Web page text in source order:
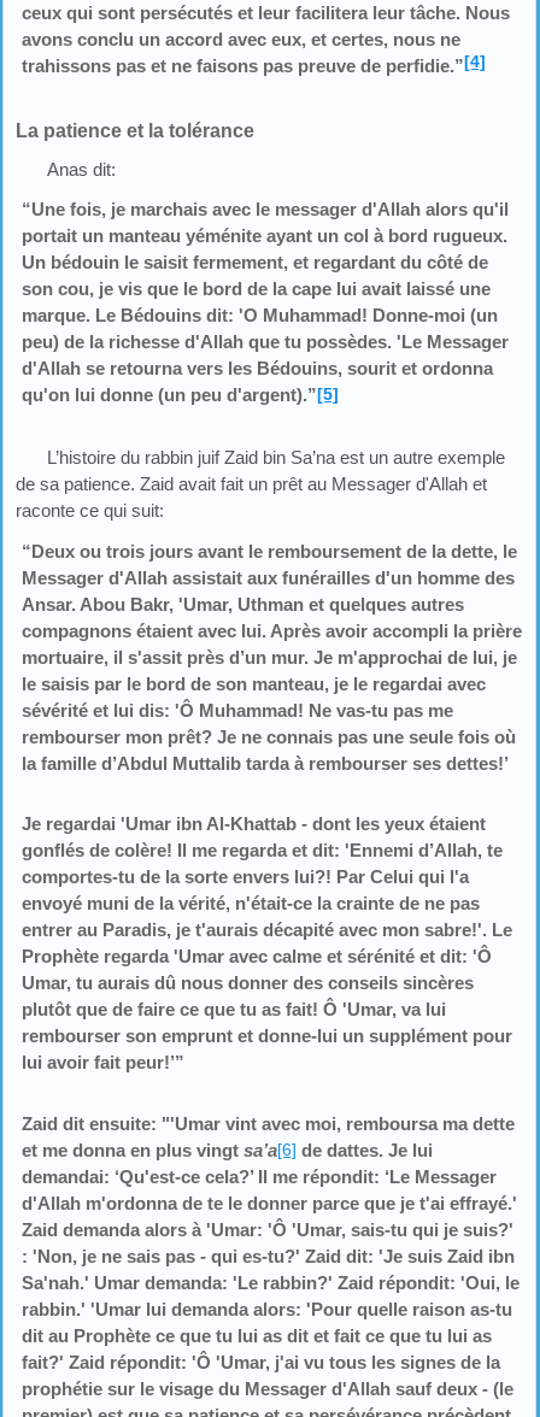
ceux qui sont persécutés et leur facilitera leur tâche. Nous
avons conclu un accord avec eux, et certes, nous ne
trahissons pas et ne faisons pas preuve de perfidie.”[4]
La patience et la tolérance
Anas dit:
“Une fois, je marchais avec le messager d'Allah alors qu'il
portait un manteau yéménite ayant un col à bord rugueux.
Un bédouin le saisit fermement, et regardant du côté de
son cou, je vis que le bord de la cape lui avait laissé une
marque. Le Bédouins dit: 'O Muhammad! Donne-moi (un
peu) de la richesse d'Allah que tu possèdes. 'Le Messager
d'Allah se retourna vers les Bédouins, sourit et ordonna
qu'on lui donne (un peu d'argent).”[5]
L’histoire du rabbin juif Zaid bin Sa’na est un autre exemple
de sa patience. Zaid avait fait un prêt au Messager d'Allah et
raconte ce qui suit:
“Deux ou trois jours avant le remboursement de la dette, le
Messager d'Allah assistait aux funérailles d'un homme des
Ansar. Abou Bakr, 'Umar, Uthman et quelques autres
compagnons étaient avec lui. Après avoir accompli la prière
mortuaire, il s'assit près d’un mur. Je m'approchai de lui, je
le saisis par le bord de son manteau, je le regardai avec
sévérité et lui dis: 'Ô Muhammad! Ne vas-tu pas me
rembourser mon prêt? Je ne connais pas une seule fois où
la famille d’Abdul Muttalib tarda à rembourser ses dettes!’
Je regardai 'Umar ibn Al-Khattab - dont les yeux étaient
gonflés de colère! Il me regarda et dit: 'Ennemi d’Allah, te
comportes-tu de la sorte envers lui?! Par Celui qui l'a
envoyé muni de la vérité, n'était-ce la crainte de ne pas
entrer au Paradis, je t'aurais décapité avec mon sabre!'. Le
Prophète regarda 'Umar avec calme et sérénité et dit: 'Ô
Umar, tu aurais dû nous donner des conseils sincères
plutôt que de faire ce que tu as fait! Ô 'Umar, va lui
rembourser son emprunt et donne-lui un supplément pour
lui avoir fait peur!’”
Zaid dit ensuite: "'Umar vint avec moi, remboursa ma dette
et me donna en plus vingt sa’a[6] de dattes. Je lui
demandai: ‘Qu'est-ce cela?’ Il me répondit: ‘Le Messager
d'Allah m'ordonna de te le donner parce que je t'ai effrayé.'
Zaid demanda alors à 'Umar: 'Ô 'Umar, sais-tu qui je suis?'
: 'Non, je ne sais pas - qui es-tu?' Zaid dit: 'Je suis Zaid ibn
Sa'nah.' Umar demanda: 'Le rabbin?' Zaid répondit: 'Oui, le
rabbin.' 'Umar lui demanda alors: 'Pour quelle raison as-tu
dit au Prophète ce que tu lui as dit et fait ce que tu lui as
fait?' Zaid répondit: 'Ô 'Umar, j'ai vu tous les signes de la
prophétie sur le visage du Messager d'Allah sauf deux - (le